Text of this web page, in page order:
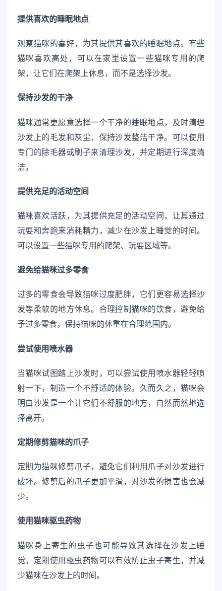
提供喜欢的睡眠地点
观察猫咪的喜好，为其提供其喜欢的睡眠地点。有些
猫咪喜欢高处，可以在家里设置一些猫咪专用的爬
架，让它们在爬架上休息，而不是选择沙发。
保持沙发的干净
猫咪通常更愿意选择一个干净的睡眠地点，及时清理
沙发上的毛发和灰尘，保持沙发整洁干净。可以使用
专门的除毛器或刷子来清理沙发，并定期进行深度清
洁。
提供充足的活动空间
猫咪喜欢活跃，为其提供充足的活动空间，让其通过
玩耍和奔跑来消耗精力，减少在沙发上睡觉的时间。
可以设置一些猫咪专用的爬架、玩耍区域等。
避免给猫咪过多零食
过多的零食会导致猫咪过度肥胖，它们更容易选择沙
发等柔软的地方休息。合理控制猫咪的饮食，避免给
予过多零食，保持猫咪的体重在合理范围内。
尝试使用喷水器
当猫咪试图踏上沙发时，可以尝试使用喷水器轻轻喷
射一下，制造一个不舒适的体验。久而久之，猫咪会
明白沙发是一个让它们不舒服的地方，自然而然地选
择离开。
定期修剪猫咪的爪子
定期为猫咪修剪爪子，避免它们利用爪子对沙发进行
破坏。修剪后的爪子更加平滑，对沙发的损害也会减
少。
使用猫咪驱虫药物
猫咪身上寄生的虫子也可能导致其选择在沙发上睡
觉，定期使用驱虫药物可以有效防止虫子寄生，并减
少猫咪在沙发上的时间。